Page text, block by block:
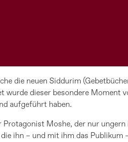
die neuen Siddurim
wurde dieser besondere
aufgeführt haben.
Moshe, der nur
ihn – und mit ihm das